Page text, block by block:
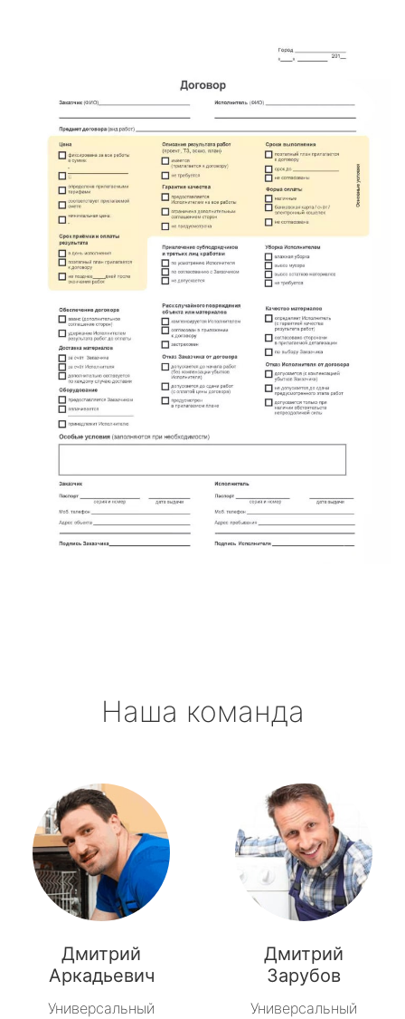
Наша команда
Дмитрий
Аркадьевич
Универсальный
Дмитрий
Зарубов
Универсальный